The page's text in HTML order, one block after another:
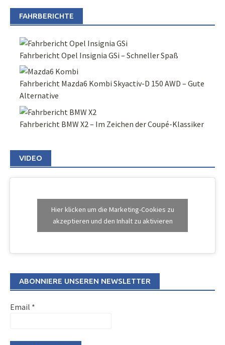
FAHRBERICHTE
Fahrbericht Opel Insignia GSi – Schneller Spaß
Fahrbericht Mazda6 Kombi Skyactiv-D 150 AWD – Gute
Alternative
Fahrbericht BMW X2 – Im Zeichen der Coupé-Klassiker
VIDEO
Hier klicken um die Marketing-Cookies zu
akzeptieren und den Inhalt zu aktivieren
ABONNIERE UNSEREN NEWSLETTER
Email *